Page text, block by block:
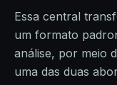
Essa central
um formato
análise, por meio
uma das duas